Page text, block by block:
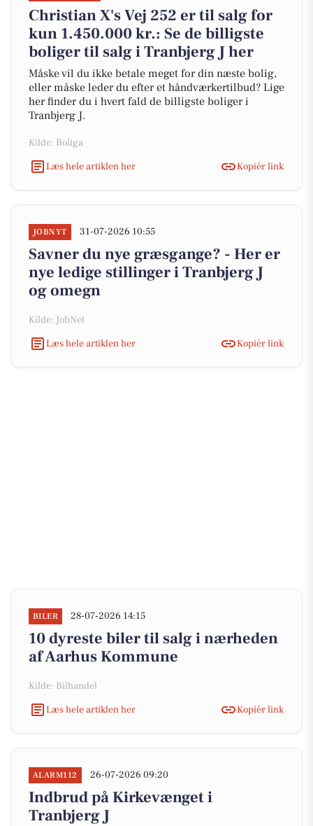
Christian X's Vej 252 er til salg for
kun 1.450.000 kr.: Se de billigste
boliger til salg i Tranbjerg J her
Måske vil du ikke betale meget for din næste bolig,
eller måske leder du efter et håndværkertilbud? Lige
her finder du i hvert fald de billigste boliger i
Tranbjerg J.
Kilde: Boliga
Læs hele artiklen her
Kopiér link
JOBNYT 31-07-2026 10:55
Savner du nye græsgange? - Her er
nye ledige stillinger i Tranbjerg J
og omegn
Kilde: JobNet
Læs hele artiklen her
Kopiér link
BILER 28-07-2026 14:15
10 dyreste biler til salg i nærheden
af Aarhus Kommune
Kilde: Bilhandel
Læs hele artiklen her
Kopiér link
ALARM112 26-07-2026 09:20
Indbrud på Kirkevænget i
Tranbjerg J